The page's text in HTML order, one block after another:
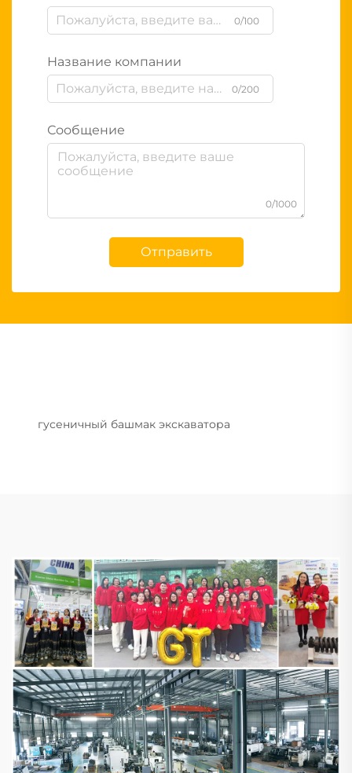
0/100
Название компании
0/200
Сообщение
0/1000
Отправить
гусеничный башмак экскаватора